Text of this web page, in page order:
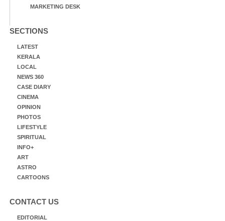
MARKETING DESK
SECTIONS
LATEST
KERALA
LOCAL
NEWS 360
CASE DIARY
CINEMA
OPINION
PHOTOS
LIFESTYLE
SPIRITUAL
INFO+
ART
ASTRO
CARTOONS
CONTACT US
EDITORIAL